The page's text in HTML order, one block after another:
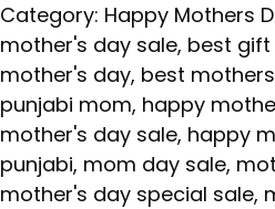
Category: Happy Mothers
mother's day sale, best
mother's day, best
punjabi mom, happy
mother's day sale, happy
punjabi, mom day sale,
mother's day special sale,